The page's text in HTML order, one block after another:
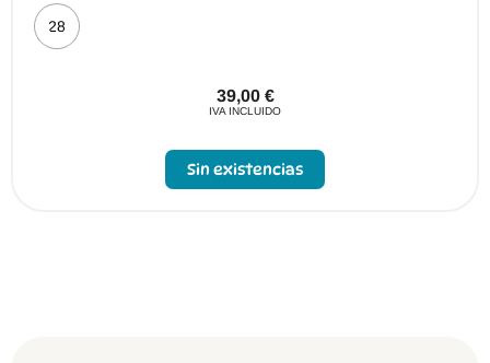
28
39,00 €
IVA INCLUIDO
Sin existencias